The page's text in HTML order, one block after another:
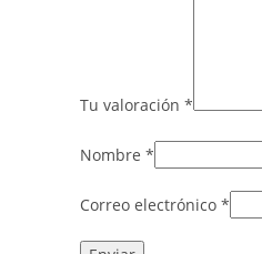
Tu valoración *
Nombre *
Correo electrónico *